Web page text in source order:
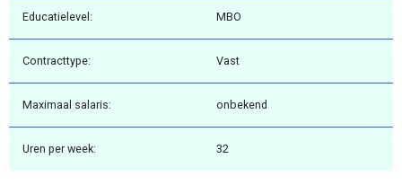
Educatielevel: MBO
Contracttype: Vast
Maximaal salaris: onbekend
Uren per week: 32